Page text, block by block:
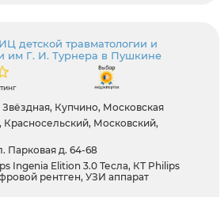
детской травматологии и
им Г. И. Турнера в Пушкине
Звёздная, Купчино, Московская
Красносельский, Московский,
Парковая д. 64-68
Ingenia Elition 3.0 Тесла, КТ Philips
рентген, УЗИ аппарат